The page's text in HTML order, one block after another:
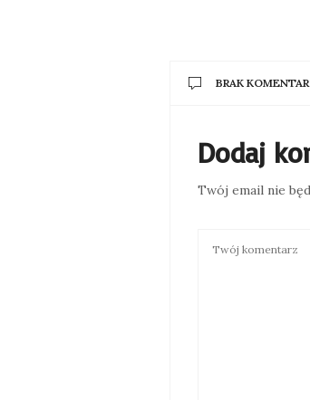
BRAK
Dodaj
Twój email nie